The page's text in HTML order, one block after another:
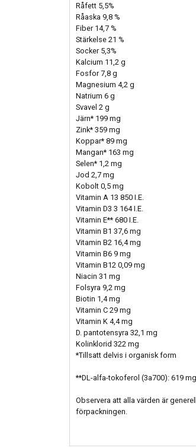
Råfett 5,5%
Råaska 9,8 %
Fiber 14,7 %
Stärkelse 21 %
Socker 5,3%
Kalcium 11,2 g
Fosfor 7,8 g
Magnesium 4,2 g
Natrium 6 g
Svavel 2 g
Järn* 199 mg
Zink* 359 mg
Koppar* 89 mg
Mangan* 163 mg
Selen* 1,2 mg
Jod 2,7 mg
Kobolt 0,5 mg
Vitamin A 13 850 I.E.
Vitamin D3 3 164 I.E.
Vitamin E** 680 I.E.
Vitamin B1 37,6 mg
Vitamin B2 16,4 mg
Vitamin B6 9 mg
Vitamin B12 0,09 mg
Niacin 31 mg
Folsyra 9,2 mg
Biotin 1,4 mg
Vitamin C 29 mg
Vitamin K 4,4 mg
D. pantotensyra 32,1 mg
Kolinklorid 322 mg
*Tillsatt delvis i organisk form
**DL-alfa-tokoferol (3a700): 619
Observera att alla värden är
förpackningen.